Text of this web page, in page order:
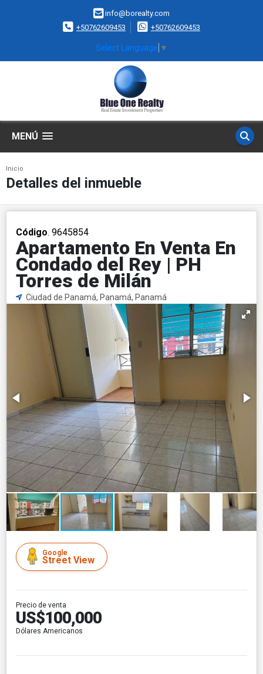
info@borealty.com
+50762609453
+50762609453
Select Language ▼
MENÚ
Inicio
Detalles del inmueble
Código. 9645854
Apartamento En Venta En
Condado del Rey | PH
Torres de Milán
Ciudad de Panamá, Panamá, Panamá
Google
Street View
Precio de venta
US$100,000
Dólares Americanos